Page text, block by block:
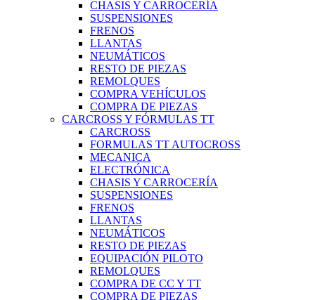
CHASIS Y CARROCERÍA
SUSPENSIONES
FRENOS
LLANTAS
NEUMÁTICOS
RESTO DE PIEZAS
REMOLQUES
COMPRA VEHÍCULOS
COMPRA DE PIEZAS
CARCROSS Y FÓRMULAS TT
CARCROSS
FORMULAS TT AUTOCROSS
MECANICA
ELECTRÓNICA
CHASIS Y CARROCERÍA
SUSPENSIONES
FRENOS
LLANTAS
NEUMÁTICOS
RESTO DE PIEZAS
EQUIPACIÓN PILOTO
REMOLQUES
COMPRA DE CC Y TT
COMPRA DE PIEZAS